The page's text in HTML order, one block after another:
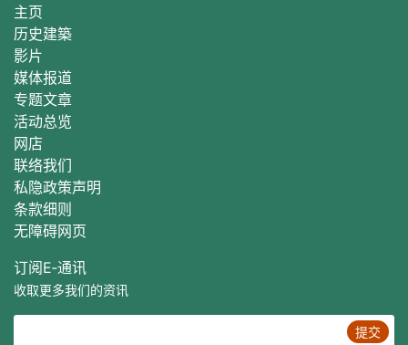
主页
历史建築
影片
媒体报道
专题文章
活动总览
网店
联络我们
私隐政策声明
条款细则
无障碍网页
订阅E‐通讯
收取更多我们的资讯
提交